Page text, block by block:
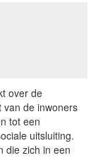
over de
van de inwoners
tot een
uitsluiting.
die zich in een